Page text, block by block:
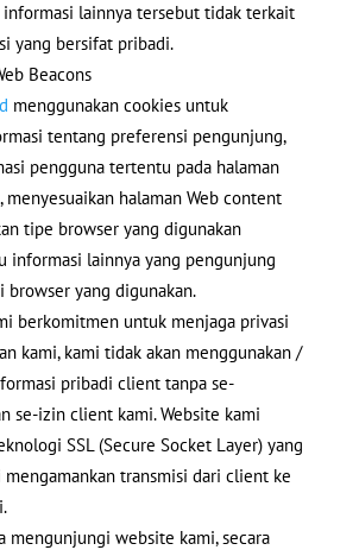
informasi lainnya tersebut tidak terkait
yang bersifat pribadi.
Beacons
menggunakan cookies untuk
tentang preferensi pengunjung,
pengguna tertentu pada halaman
halaman Web content
tipe browser yang digunakan
informasi lainnya yang pengunjung
browser yang digunakan.
berkomitmen untuk menjaga privasi
kami, kami tidak akan menggunakan /
pribadi client tanpa se-
se-izin client kami. Website kami
SSL (Secure Socket Layer) yang
transmisi dari client ke
mengunjungi website kami, secara